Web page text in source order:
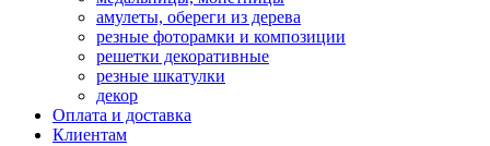
амулеты, обереги из дерева
резные фоторамки и композиции
решетки декоративные
резные шкатулки
декор
Оплата и доставка
Клиентам